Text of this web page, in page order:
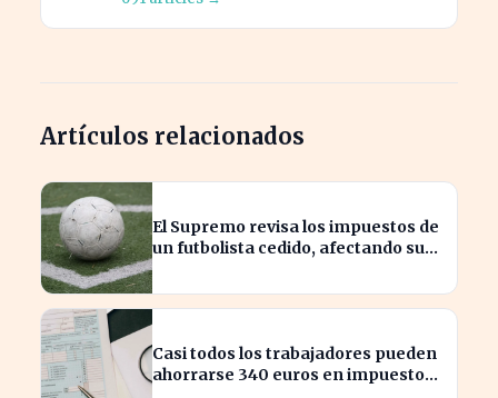
Artículos relacionados
El Supremo revisa los impuestos de
un futbolista cedido, afectando su
Casi todos los trabajadores pueden
ahorrarse 340 euros en impuestos,